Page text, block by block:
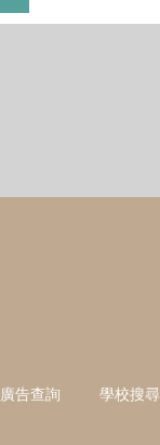
廣告查詢 學校搜尋